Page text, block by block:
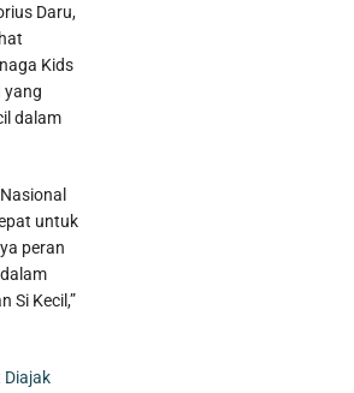
5 Tersangka Dalam Kasus Penganiayaan
di Panongan
Daru,
Kids
yang
dalam
untuk
peran
Si Kecil,”